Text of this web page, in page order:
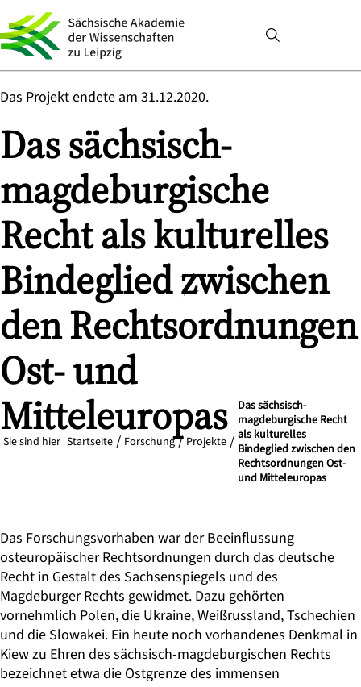
Das Projekt endete am 31.12.2020.
Das sächsisch-
magdeburgische
Recht als kulturelles
Bindeglied zwischen
den Rechtsordnungen
Ost- und
Mitteleuropas
Sie sind hier Startseite Forschung Projekte
Das sächsisch-
magdeburgische Recht
als kulturelles
Bindeglied zwischen den
Rechtsordnungen Ost-
und Mitteleuropas
Das Forschungsvorhaben war der Beeinflussung
osteuropäischer Rechtsordnungen durch das deutsche
Recht in Gestalt des Sachsenspiegels und des
Magdeburger Rechts gewidmet. Dazu gehörten
vornehmlich Polen, die Ukraine, Weißrussland, Tschechien
und die Slowakei. Ein heute noch vorhandenes Denkmal in
Kiew zu Ehren des sächsisch-magdeburgischen Rechts
bezeichnet etwa die Ostgrenze des immensen